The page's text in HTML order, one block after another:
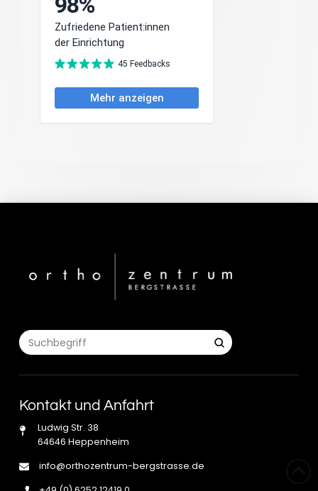
Search Submit
Kontakt und Anfahrt
Ludwig Str. 38
64646 Heppenheim
info@orthozentrum-bergstrasse.de